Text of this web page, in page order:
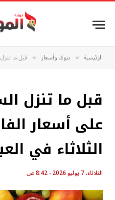
الرئيسية » بنوك وأسعار » قبل ما تنزل
قبل ما تنزل
على أسعار
الثلاثاء في
الثلاثاء، 7 يوليو 2026 - 8:42 ص